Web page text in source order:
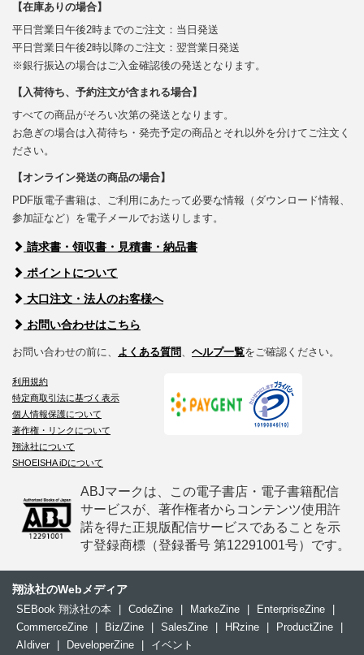
【在庫ありの場合】
平日営業日午後2時までのご注文：当日発送
平日営業日午後2時以降のご注文：翌営業日発送
※銀行振込の場合はご入金確認後の発送となります。
【入荷待ち、予約注文が含まれる場合】
すべての商品がそろい次第の発送となります。
お急ぎの場合は入荷待ち・発売予定の商品とそれ以外を分けてご注文く
ださい。
【オンライン発送の商品の場合】
PDF版電子書籍は、ご利用にあたって必要な情報（ダウンロード情報、
参加証など）を電子メールでお送りします。
請求書・領収書・見積書・納品書
ポイントについて
大口注文・法人のお客様へ
お問い合わせはこちら
お問い合わせの前に、 よくある質問、 ヘルプ一覧をご確認ください。
利用規約
特定商取引法に基づく表示
個人情報保護について
著作権・リンクについて
翔泳社について
SHOEISHA iDについて
ABJマークは、この電子書店・電子書籍配信
サービスが、著作権者からコンテンツ使用許
諾を得た正規版配信サービスであることを示
す登録商標（登録番号 第12291001号）です。
翔泳社のWebメディア
SEBook 翔泳社の本 CodeZine MarkeZine EnterpriseZine
CommerceZine
Biz/Zine SalesZine HRzine ProductZine
AIdiver
DeveloperZine イベント